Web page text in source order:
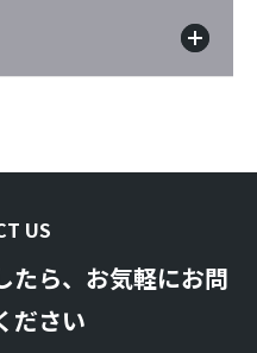
US
たら、お気軽にお問
ださい